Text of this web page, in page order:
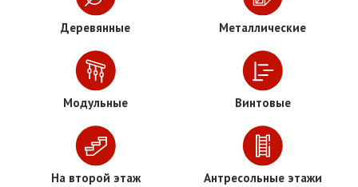
Деревянные Металлические
Модульные Винтовые
На второй этаж Антресольные этажи